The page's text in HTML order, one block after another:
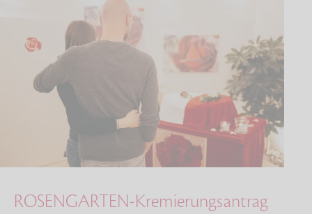
ROSENGARTEN-Kremierungsantrag